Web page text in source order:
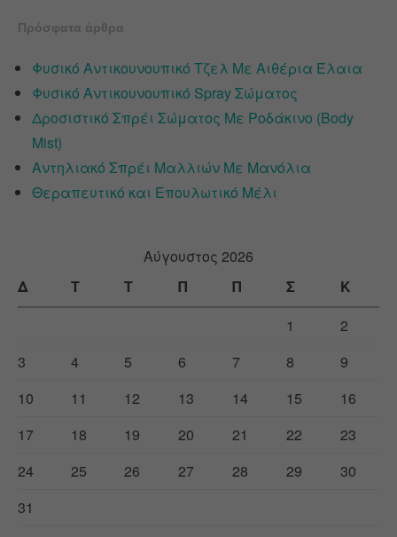
Πρόσφατα άρθρα
Φυσικό Αντικουνουπικό Τζελ Με Αιθέρια Έλαια
Φυσικό Αντικουνουπικό Spray Σώματος
Δροσιστικό Σπρέι Σώματος Με Ροδάκινο (Body
Mist)
Αντηλιακό Σπρέι Μαλλιών Με Μανόλια
Θεραπευτικό και Επουλωτικό Μέλι
Αύγουστος 2026
Δ
Τ Τ Π Π Σ
Κ
1
2
3
4 5 6 7 8
9
10
11 12 13 14 15
16
17
18 19 20 21 22
23
24
25 26 27 28 29
30
31